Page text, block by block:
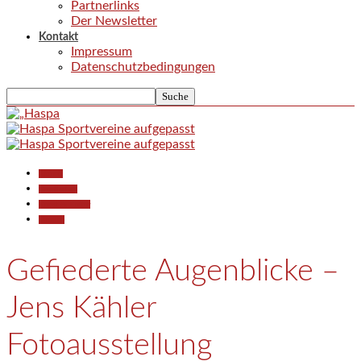
Partnerlinks
Der Newsletter
Kontakt
Impressum
Datenschutzbedingungen
Gefiederte Augenblicke –
Jens Kähler
Fotoausstellung